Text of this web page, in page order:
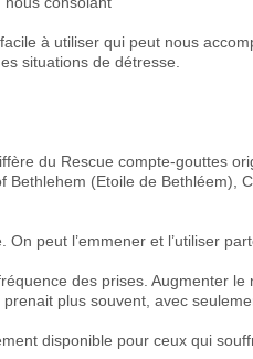
à utiliser qui peut nous
situations de détresse.
du Rescue compte-gouttes
Bethlehem (Etoile de Bethléem),
On peut l’emmener et l’utiliser
des prises. Augmenter
plus souvent, avec
disponible pour ceux qui